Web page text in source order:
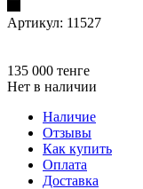
Артикул: 11527
135 000 тенге
Нет в наличии
Наличие
Отзывы
Как купить
Оплата
Доставка